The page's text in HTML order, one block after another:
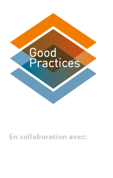
contenu
principal
En collaboration avec: